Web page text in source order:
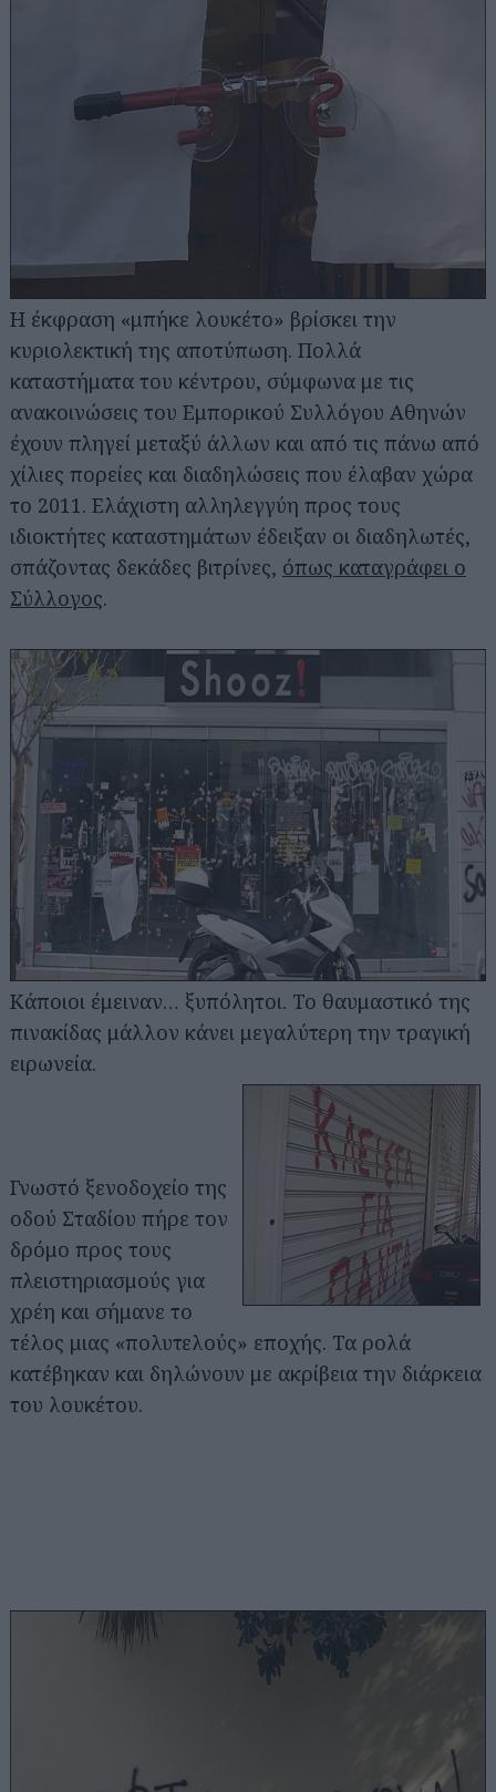
Η έκφραση «μπήκε λουκέτο» βρίσκει την
κυριολεκτική της αποτύπωση. Πολλά
καταστήματα του κέντρου, σύμφωνα με τις
ανακοινώσεις του Εμπορικού Συλλόγου Αθηνών
έχουν πληγεί μεταξύ άλλων και από τις πάνω από
χίλιες πορείες και διαδηλώσεις που έλαβαν χώρα
το 2011. Ελάχιστη αλληλεγγύη προς τους
ιδιοκτήτες καταστημάτων έδειξαν οι διαδηλωτές,
σπάζοντας δεκάδες βιτρίνες, όπως καταγράφει ο
Σύλλογος.
Κάποιοι έμειναν… ξυπόλητοι. Το θαυμαστικό της
πινακίδας μάλλον κάνει μεγαλύτερη την τραγική
ειρωνεία.
Γνωστό ξενοδοχείο της
οδού Σταδίου πήρε τον
δρόμο προς τους
πλειστηριασμούς για
χρέη και σήμανε το
τέλος μιας «πολυτελούς» εποχής. Τα ρολά
κατέβηκαν και δηλώνουν με ακρίβεια την διάρκεια
του λουκέτου.